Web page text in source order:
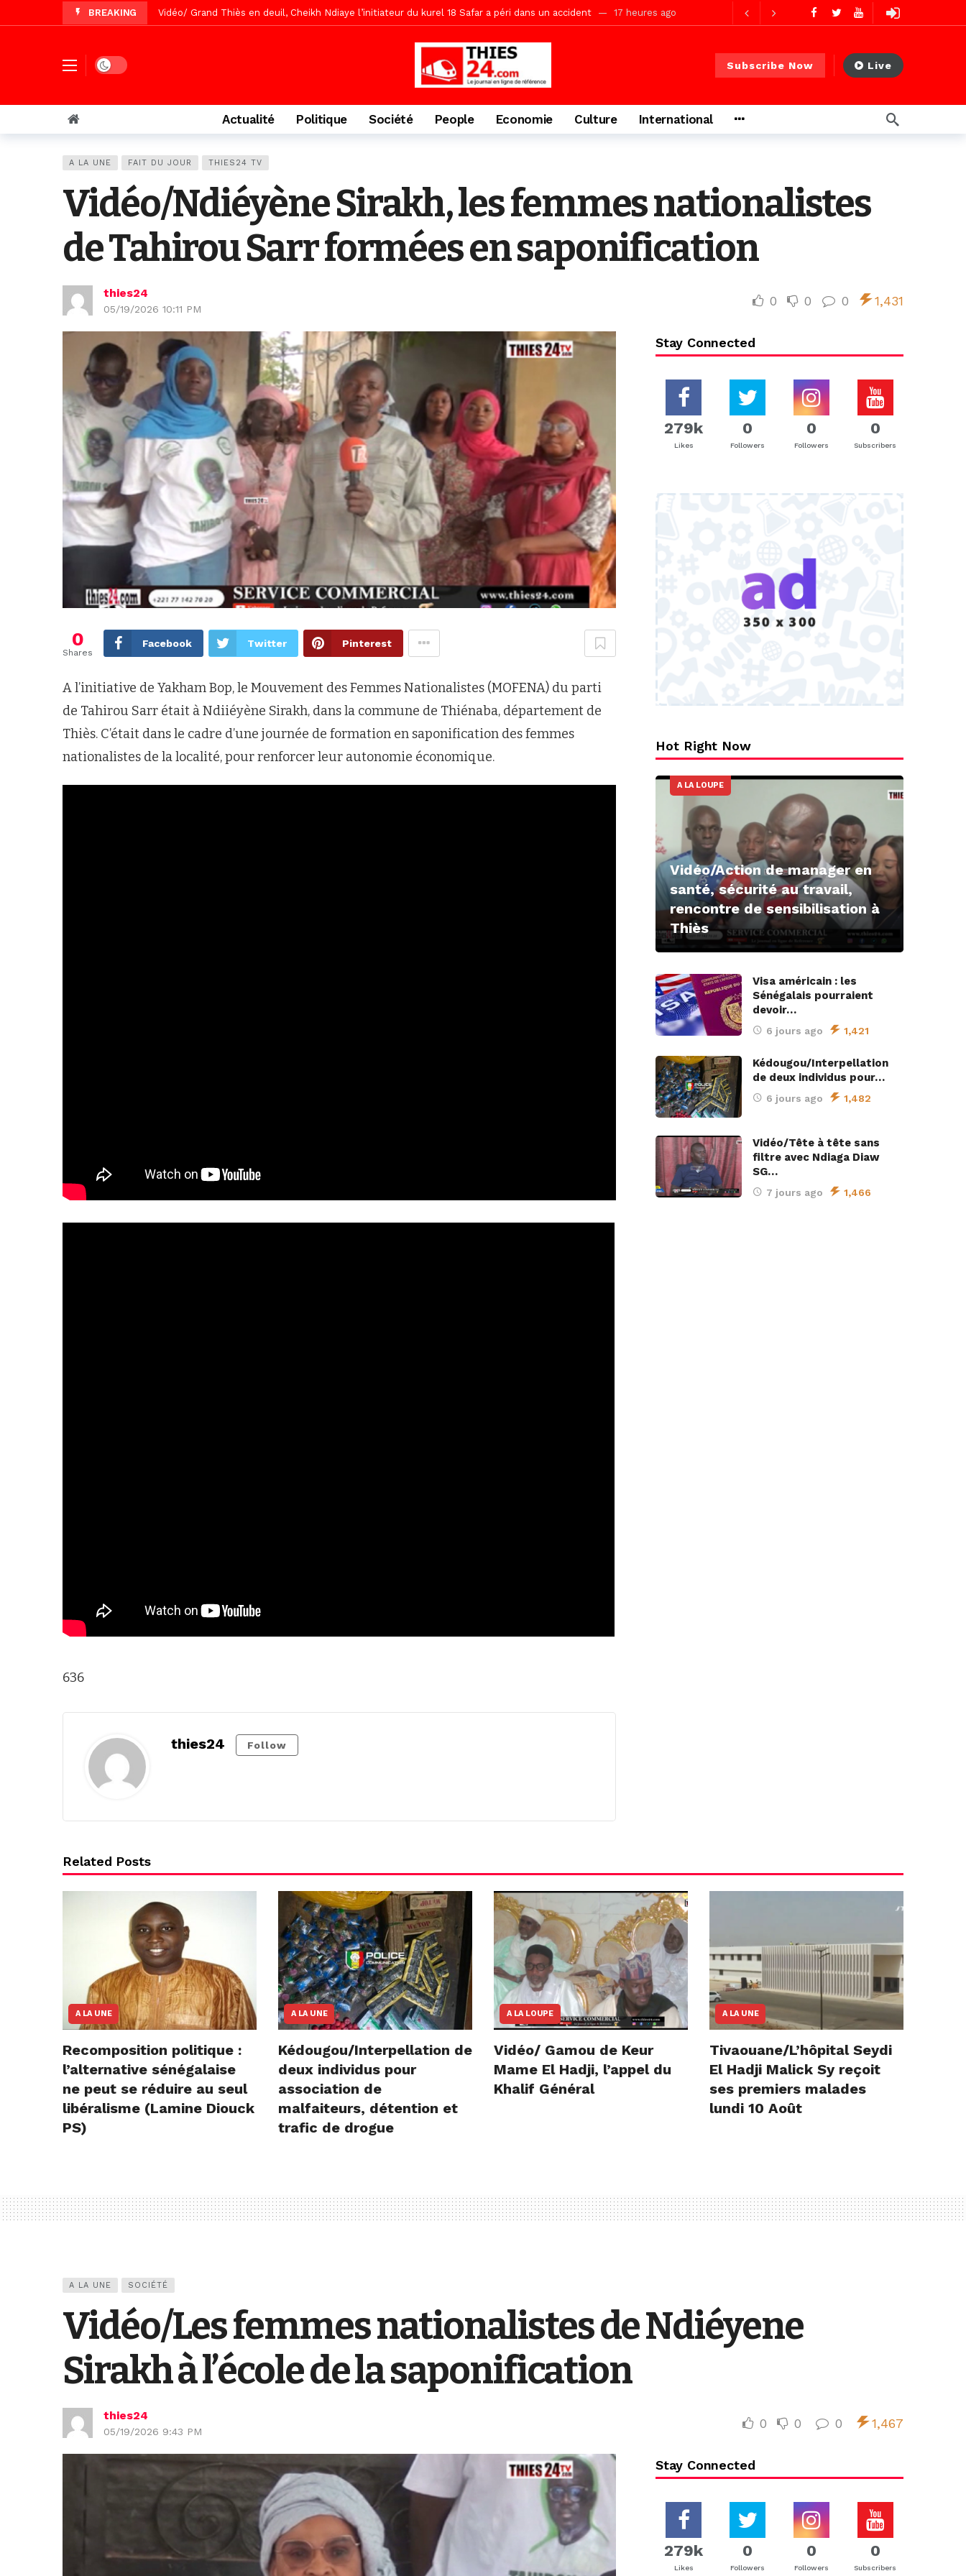
BREAKING Vidéo/Gamou Bakhdad chez Boroom Ndaam, sécurité, eau, au coeur des priorités 17 heures ago
Vidéo/Chérif Nehma Aïdara Diamaguène Nimzath Thiès, mesures annoncées pour une réussite
Tivaouane/L’hôpital Seydi El Hadji Malick Sy reçoit ses premiers malades lundi 10 Août
Recomposition politique : l’alternative sénégalaise ne peut se réduire au seul libéralisme (Lamine Diouck PS) 2 jours ago
Vidéo/ Gamou de Keur Mame El Hadji, l’appel du Khalif Général 2 jours ago
Vidéo/ Magal 2026, le train a transporté 9.651 passagers, l’équivalent de 600 minibus
Dark mode Subscribe Now Live
Actualité Politique Société People Economie Culture International
A LA UNE FAIT DU JOUR THIES24 TV
Vidéo/Ndiéyène Sirakh, les femmes nationalistes
de Tahirou Sarr formées en saponification
thies24
05/19/2026 10:11 PM
0 0 0 1,431
0
Shares
Facebook Twitter Pinterest
A l’initiative de Yakham Bop, le Mouvement des Femmes Nationalistes (MOFENA) du parti
de Tahirou Sarr était à Ndiiéyène Sirakh, dans la commune de Thiénaba, département de
Thiès. C’était dans le cadre d’une journée de formation en saponification des femmes
nationalistes de la localité, pour renforcer leur autonomie économique.
636
thies24 Follow
Stay Connected
279k
Likes
0
Followers
0
Followers
0
Subscribers
Hot Right Now
A LA LOUPE
Vidéo/Action de manager en
santé, sécurité au travail,
rencontre de sensibilisation à
Thiès
Visa américain : les
Sénégalais pourraient
devoir…
6 jours ago 1,421
Kédougou/Interpellation
de deux individus pour…
6 jours ago 1,482
Vidéo/Tête à tête sans
filtre avec Ndiaga Diaw
SG…
7 jours ago 1,466
Related Posts
A LA UNE
Recomposition politique :
l’alternative sénégalaise
ne peut se réduire au seul
libéralisme (Lamine Diouck
PS)
A LA UNE
Kédougou/Interpellation de
deux individus pour
association de
malfaiteurs, détention et
trafic de drogue
A LA LOUPE
Vidéo/ Gamou de Keur
Mame El Hadji, l’appel du
Khalif Général
A LA UNE
Tivaouane/L’hôpital Seydi
El Hadji Malick Sy reçoit
ses premiers malades
lundi 10 Août
A LA UNE SOCIÉTÉ
Vidéo/Les femmes nationalistes de Ndiéyene
Sirakh à l’école de la saponification
thies24
05/19/2026 9:43 PM
0 0 0 1,467
Stay Connected
279k
Likes
0
Followers
0
Followers
0
Subscribers